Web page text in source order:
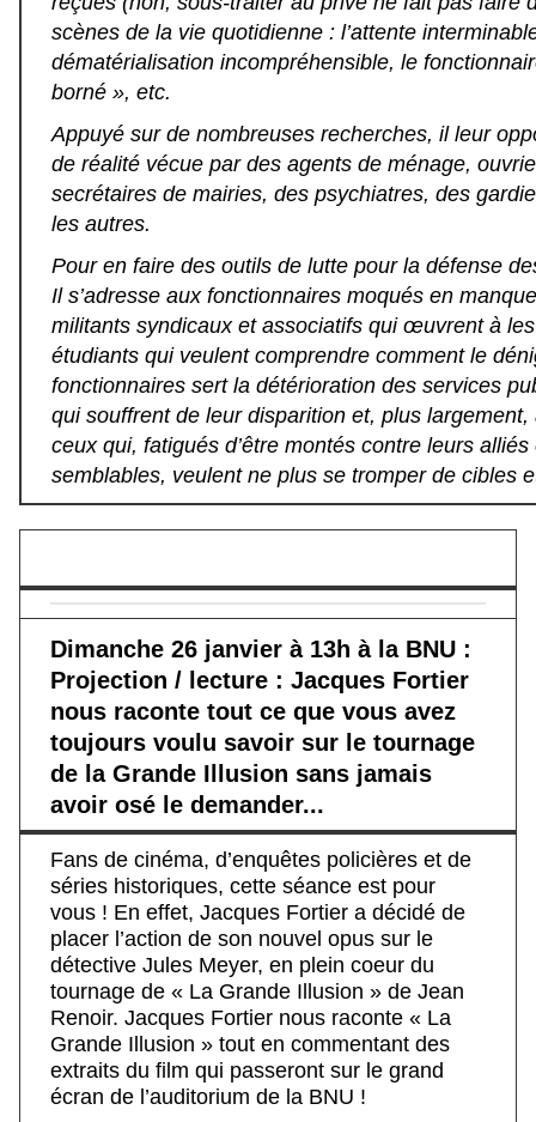
scènes de la vie quotidienne : l’attente
dématérialisation incompréhensible, le
borné », etc.
Appuyé sur de nombreuses recherches, il leur
de réalité vécue par des agents de ménage,
secrétaires de mairies, des psychiatres, des
les autres.
Pour en faire des outils de lutte pour la défense
Il s’adresse aux fonctionnaires moqués en
militants syndicaux et associatifs qui œuvrent à
étudiants qui veulent comprendre comment le
fonctionnaires sert la détérioration des services
qui souffrent de leur disparition et, plus
ceux qui, fatigués d’être montés contre leurs alliés
semblables, veulent ne plus se tromper de cibles
Dimanche 26 janvier à 13h à la BNU :
Projection / lecture : Jacques Fortier
nous raconte tout ce que vous avez
toujours voulu savoir sur le tournage
de la Grande Illusion sans jamais
avoir osé le demander...
Fans de cinéma, d’enquêtes policières et de
séries historiques, cette séance est pour
vous ! En effet, Jacques Fortier a décidé de
placer l’action de son nouvel opus sur le
détective Jules Meyer, en plein coeur du
tournage de « La Grande Illusion » de Jean
Renoir. Jacques Fortier nous raconte « La
Grande Illusion » tout en commentant des
extraits du film qui passeront sur le grand
écran de l’auditorium de la BNU !